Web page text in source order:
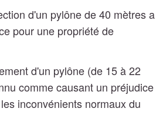
d'un pylône de 40 mètres a
pour une propriété de
d'un pylône (de 15 à 22
comme causant un préjudice
inconvénients normaux du